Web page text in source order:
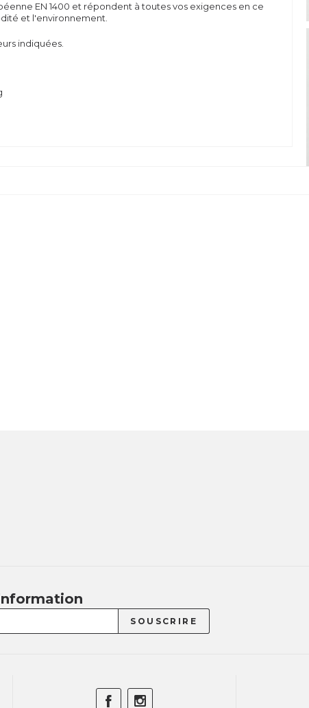
EN 1400 et répondent à toutes vos exigences en ce
et l'environnement.
indiquées.